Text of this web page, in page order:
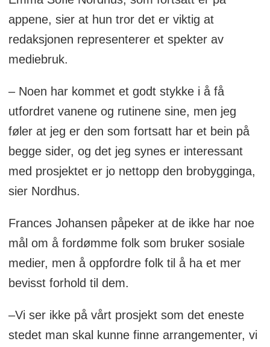
appene, sier at hun tror det er viktig at
redaksjonen representerer et spekter av
mediebruk.
– Noen har kommet et godt stykke i å få
utfordret vanene og rutinene sine, men jeg
føler at jeg er den som fortsatt har et bein på
begge sider, og det jeg synes er interessant
med prosjektet er jo nettopp den brobygginga,
sier Nordhus.
Frances Johansen påpeker at de ikke har noe
mål om å fordømme folk som bruker sosiale
medier, men å oppfordre folk til å ha et mer
bevisst forhold til dem.
–Vi ser ikke på vårt prosjekt som det eneste
stedet man skal kunne finne arrangementer, vi